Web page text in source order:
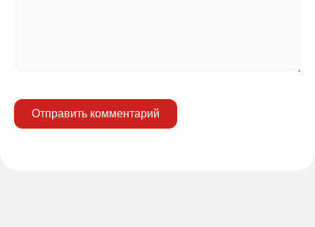
Отправить комментарий